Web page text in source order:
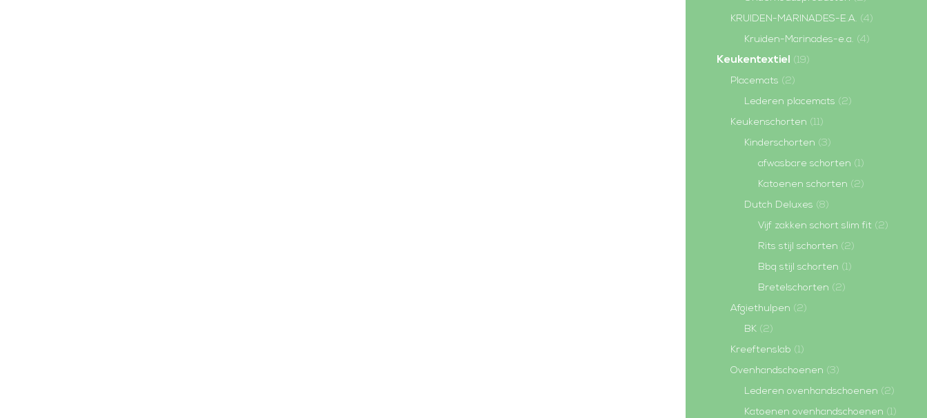
KRUIDEN-MARINADES-E.A. (4)
Kruiden-Marinades-e.a. (4)
Keukentextiel
(19)
Placemats (2)
Lederen placemats (2)
Keukenschorten (11)
Kinderschorten (3)
afwasbare schorten (1)
Katoenen schorten (2)
Dutch Deluxes (8)
Vijf zakken schort slim fit (2)
Rits stijl schorten (2)
Bbq stijl schorten (1)
Bretelschorten (2)
Afgiethulpen (2)
BK (2)
Kreeftenslab (1)
Ovenhandschoenen (3)
Lederen ovenhandschoenen (2)
Katoenen ovenhandschoenen (1)